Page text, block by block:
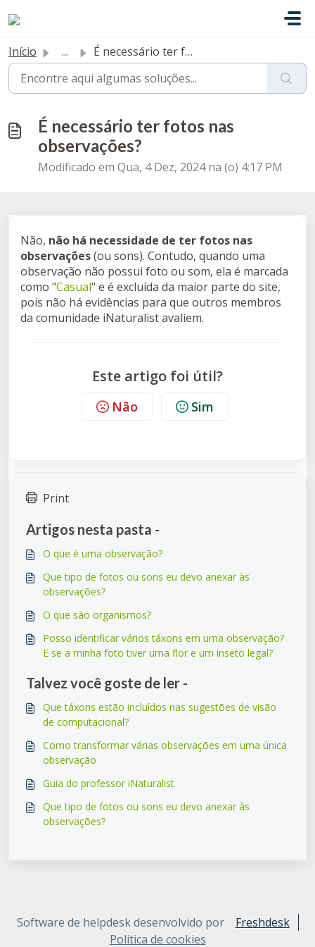
Início ... É necessário ter fotos nas observações?
É necessário ter fotos nas
observações?
Modificado em Qua, 4 Dez, 2024 na (o) 4:17 PM
Não, não há necessidade de ter fotos nas
observações(ou sons). Contudo, quando uma
observação não possui foto ou som, ela é marcada
como "Casual" e é excluída da maior parte do site,
pois não há evidências para que outros membros
da comunidade iNaturalist avaliem.
Este artigo foi útil?
Não Sim
Print
Artigos nesta pasta -
O que é uma observação?
Que tipo de fotos ou sons eu devo anexar às
observações?
O que são organismos?
Posso identificar vários táxons em uma observação?
E se a minha foto tiver uma flor e um inseto legal?
Talvez você goste de ler -
Que táxons estão incluídos nas sugestões de visão
de computacional?
Como transformar várias observações em uma única
observação
Guia do professor iNaturalist
Que tipo de fotos ou sons eu devo anexar às
observações?
Software de helpdesk desenvolvido por
Freshdesk
Política de cookies